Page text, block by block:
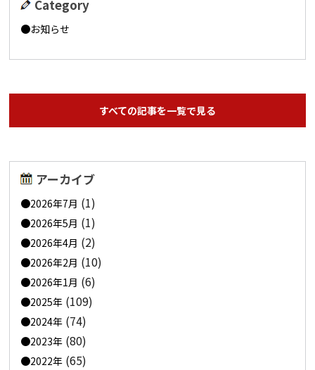
Category
お知らせ
すべての記事を一覧で見る
アーカイブ
2026年7月 (1)
2026年5月 (1)
2026年4月 (2)
2026年2月 (10)
2026年1月 (6)
2025年 (109)
2024年 (74)
2023年 (80)
2022年 (65)